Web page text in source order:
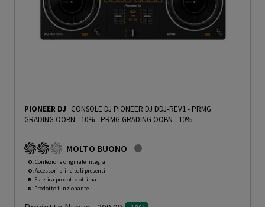
PIONEER DJ CONSOLE DJ PIONEER DJ DDJ-REV1 - PRMG
GRADING OOBN - 10%- PRMG GRADING OOBN - 10%
MOLTO BUONO
O: Confezione originale integra
O: Accessori principali presenti
B: Estetica prodotto ottima
N: Prodotto funzionante